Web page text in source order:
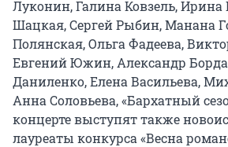
Луконин, Галина Ковзель, Ирина
Шацкая, Сергей Рыбин, Манана
Полянская, Ольга Фадеева,
Евгений Южин, Александр
Даниленко, Елена Васильева,
Анна Соловьева, «Бархатный
концерте выступят также
лауреаты конкурса «Весна